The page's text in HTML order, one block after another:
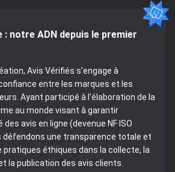
: notre ADN depuis le premier
Avis Vérifiés s'engage à
entre les marques et les
Ayant participé à l'élaboration de la
au monde visant à garantir
avis en ligne (devenue NF ISO
défendons une transparence totale et
pratiques éthiques dans la collecte, la
la publication des avis clients.